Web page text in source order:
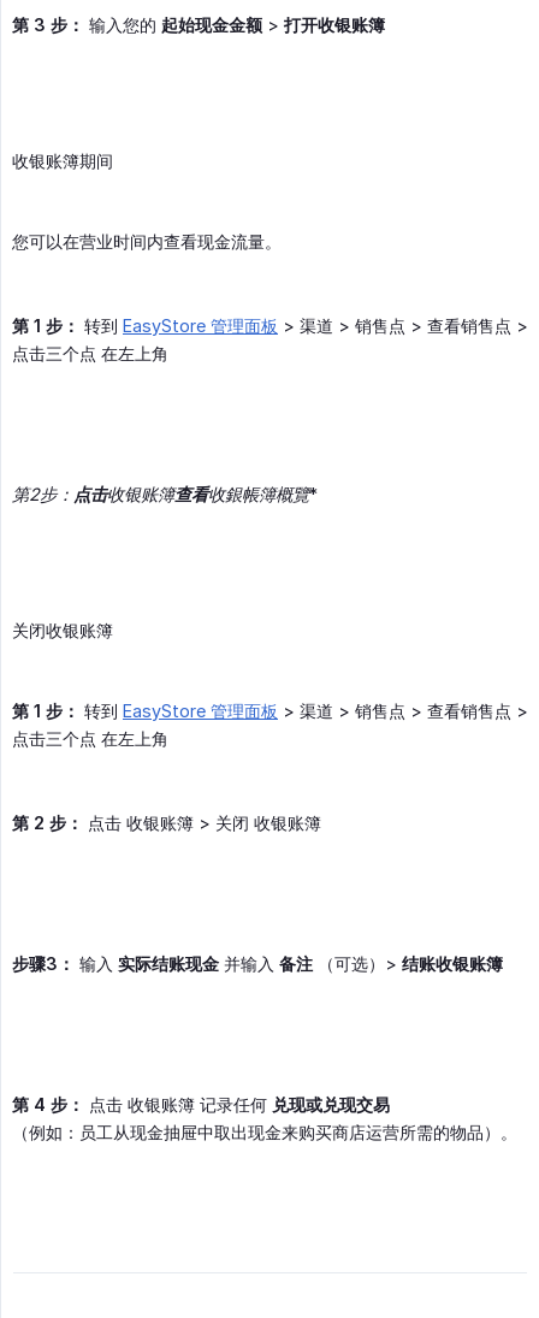
第 3 步： 输入您的 起始现金金额 > 打开收银账簿
收银账簿期间
您可以在营业时间内查看现金流量。
第 1 步： 转到 EasyStore 管理面板 > 渠道 > 销售点 > 查看销售点 >
点击三个点 在左上角
第2步： 点击收银账簿查看收銀帳簿概覽*
关闭收银账簿
第 1 步： 转到 EasyStore 管理面板 > 渠道 > 销售点 > 查看销售点 >
点击三个点 在左上角
第 2 步： 点击 收银账簿 > 关闭 收银账簿
步骤3： 输入 实际结账现金 并输入 备注 （可选）> 结账收银账簿
第 4 步： 点击 收银账簿 记录任何 兑现或兑现交易
（例如：员工从现金抽屉中取出现金来购买商店运营所需的物品）。